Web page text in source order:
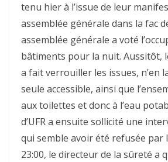
tenu hier à l’issue de leur
assemblée générale dans la fac
assemblée générale a voté
bâtiments pour la nuit. Aussitôt,
a fait verrouiller les issues, n’en
seule accessible, ainsi que
aux toilettes et donc à l’eau
d’UFR a ensuite sollicité une
qui semble avoir été refusée par
23:00, le directeur de la sûreté a